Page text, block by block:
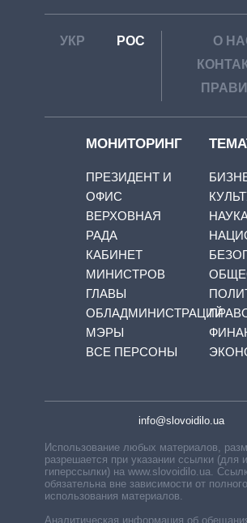
УКР РОС
О
МОНИТОРИНГ
ПРЕЗИДЕНТ И
ОФИС
ВЕРХОВНАЯ
РАДА
КАБИНЕТ
МИНИСТРОВ
ГЛАВЫ
ОБЛАДМИНИСТРАЦИЙ
МЭРЫ
ВСЕ ПЕРСОНЫ
info@slovoidilo.ua
Использование любых материалов,
разрешается при указании ссылки (для
гиперссылки) на www.slovoidilo.ua.
обязательна вне зависимости от полного
использования материалов.
Аналитическая информация об